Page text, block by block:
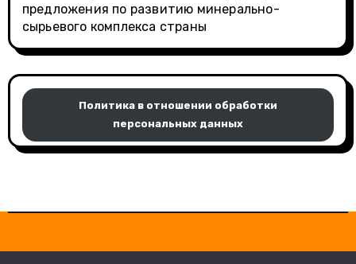
предложения по развитию минерально-
сырьевого комплекса страны
Политика в отношении обработки
персональных данных